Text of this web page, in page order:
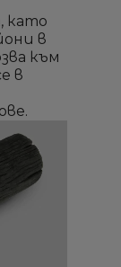
като
в
към
в